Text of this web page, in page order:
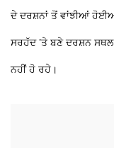
ਦੇ ਦਰਸ਼ਨਾਂ ਤੋਂ ਵਾਂਝੀਆਂ
ਸਰਹੱਦ ’ਤੇ ਬਣੇ ਦਰਸ਼ਨ
ਨਹੀਂ ਹੋ ਰਹੇ।